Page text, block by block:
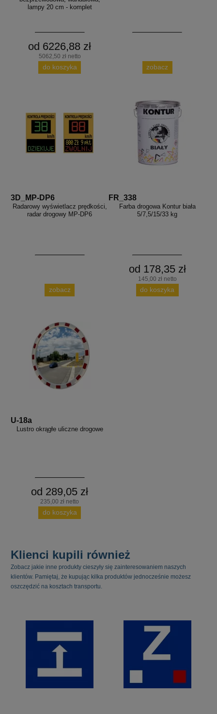
lampy 20 cm - komplet
od 6226,88 zł
5062,50 zł netto
do koszyka zobacz
3D_MP-DP6
Radarowy wyświetlacz prędkości,
radar drogowy MP-DP6
zobacz
FR_338
Farba drogowa Kontur biała
5/7,5/15/33 kg
od 178,35 zł
145,00 zł netto
do koszyka
U-18a
Lustro okrągłe uliczne drogowe
od 289,05 zł
235,00 zł netto
do koszyka
Klienci kupili również
Zobacz jakie inne produkty cieszyły się zainteresowaniem naszych
klientów. Pamiętaj, że kupując kilka produktów jednocześnie możesz
oszczędzić na kosztach transportu.